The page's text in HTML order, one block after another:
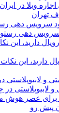
ویلا در
تهران
سرویس دهی
دارید، این
و لابیوپلاستی